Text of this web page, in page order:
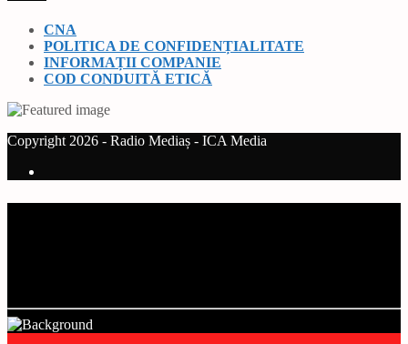
CNA
POLITICA DE CONFIDENȚIALITATE
INFORMAȚII COMPANIE
COD CONDUITĂ ETICĂ
Copyright 2026 - Radio Mediaș - ICA Media